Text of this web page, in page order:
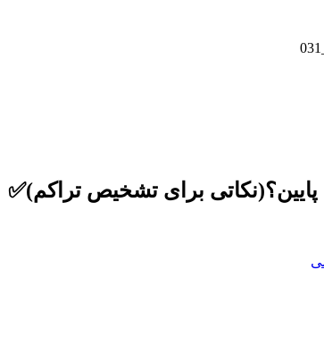
پایین؟(نکاتی برای تشخیص تراکم)✅